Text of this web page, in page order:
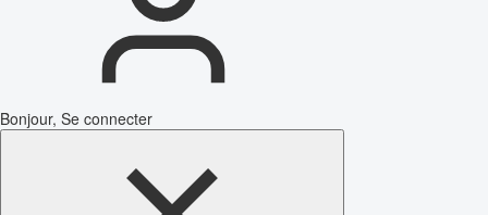
Bonjour, Se connecter